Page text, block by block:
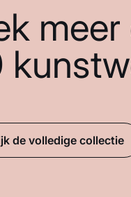
meer
de volledige collectie